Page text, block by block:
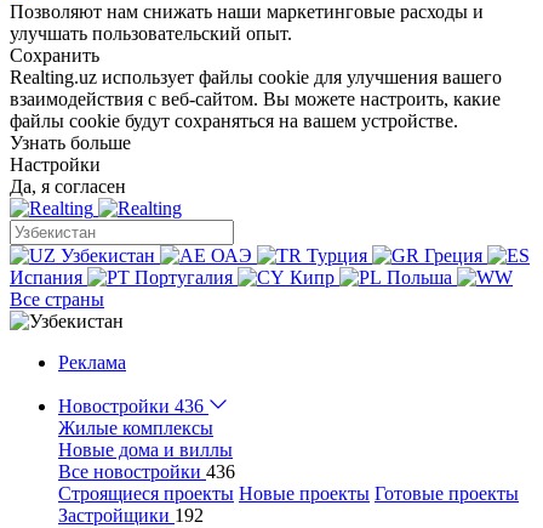
Позволяют нам снижать наши маркетинговые расходы и
улучшать пользовательский опыт.
Сохранить
Realting.uz использует файлы cookie для улучшения вашего
взаимодействия с веб-сайтом. Вы можете настроить, какие
файлы cookie будут сохраняться на вашем устройстве.
Узнать больше
Настройки
Да, я согласен
Узбекистан ОАЭ Турция
Греция
Испания
Португалия Кипр
Польша
Все страны
Реклама
Новостройки 436
Жилые комплексы
Новые дома и виллы
Все новостройки 436
Строящиеся проекты Новые проекты Готовые проекты
Застройщики 192